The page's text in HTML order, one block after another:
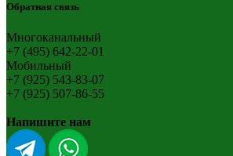
Обратная связь
Многоканальный
+7 (495) 642-22-01
Мобильный
+7 (925) 543-83-07
+7 (925) 507-86-55
Напишите нам